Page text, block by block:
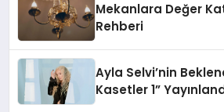
Mekanlara Değer
Rehberi
Ayla Selvi’nin
Kasetler 1”